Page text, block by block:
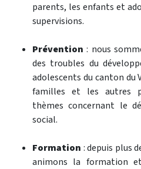
parents, les enfants et
supervisions.
Prévention: nous
des troubles du
adolescents du canton du
familles et les autres
thèmes concernant le
social.
Formation : depuis plus
animons la formation